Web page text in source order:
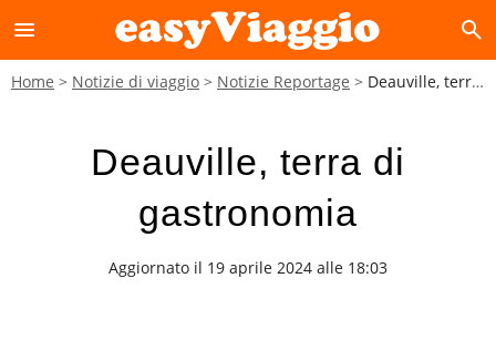
menu search
Home Notizie di viaggio Notizie Reportage Deauville, terra di gastronomia
Deauville, terra di
gastronomia
Aggiornato il 19 aprile 2024 alle 18:03